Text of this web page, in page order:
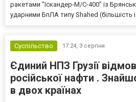
ракетами "Іскандер-М/С-400" із
ударними БпЛА типу Shahed (більшість
Суспільство 17:24, 3 серпня
Єдиний НПЗ Грузії
російської нафти .
в двох країнах